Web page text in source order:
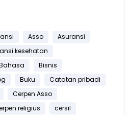
Asso
Asuransi
kesehatan
Bisnis
Buku
Catatan pribadi
Cerpen Asso
religius
cersil